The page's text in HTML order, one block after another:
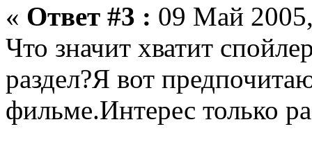
« Ответ #3 : 09 Май
Что значит хватит
раздел?Я вот
фильме.Интерес только